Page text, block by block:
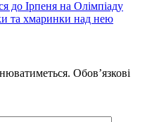
до Ірпеня на Олімпіаду
та хмаринки над нею
Обов’язкові